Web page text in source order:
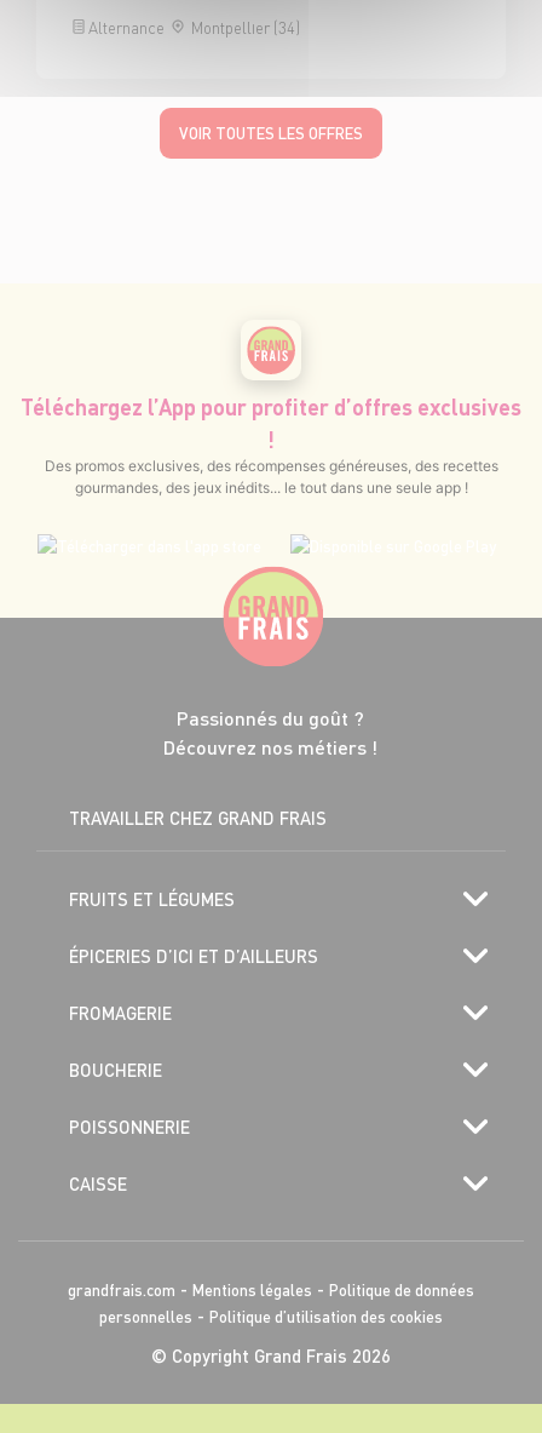
Alternance Montpellier (34)
VOIR TOUTES LES OFFRES
Téléchargez l’App pour profiter d’offres exclusives
!
Des promos exclusives, des récompenses généreuses, des recettes
gourmandes, des jeux inédits... le tout dans une seule app !
Passionnés du goût ?
Découvrez nos métiers !
TRAVAILLER CHEZ GRAND FRAIS
FRUITS ET LÉGUMES
ÉPICERIES D’ICI ET D’AILLEURS
FROMAGERIE
BOUCHERIE
POISSONNERIE
CAISSE
grandfrais.com - Mentions légales - Politique de données
personnelles - Politique d’utilisation des cookies
© Copyright Grand Frais 2026